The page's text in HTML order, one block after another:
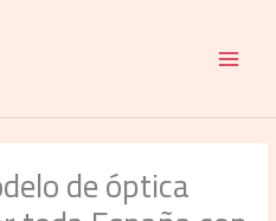
de óptica